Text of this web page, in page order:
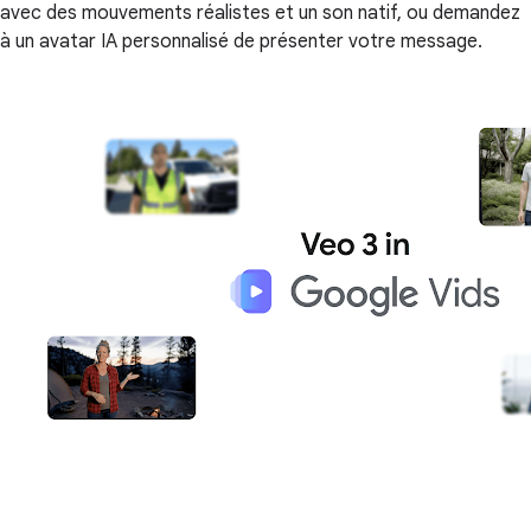
avec des mouvements réalistes et un son natif, ou demandez
à un avatar IA personnalisé de présenter votre message.